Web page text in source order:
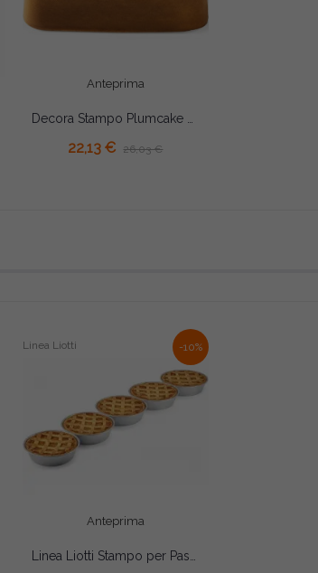
Anteprima
22,13 € 26,03 €
AGGIUNGI AL CARRELLO
-10%
Anteprima
Linea Liotti